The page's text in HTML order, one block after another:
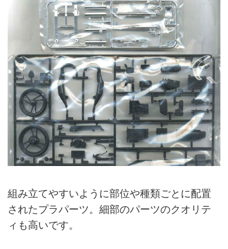
組み立てやすいように部位や種類ごとに配置
されたプラパーツ。細部のパーツのクオリテ
ィも高いです。